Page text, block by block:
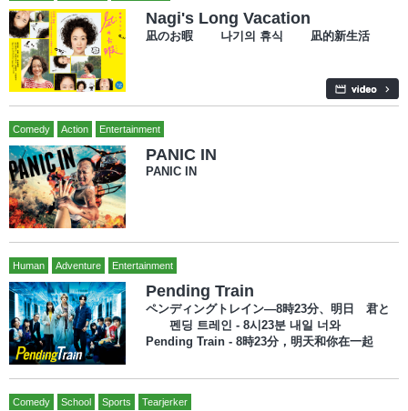
Nagi's Long Vacation
凪のお暇 나기의 휴식 凪的新生活
Comedy Action Entertainment
PANIC IN
PANIC IN
Human Adventure Entertainment
Pending Train
ペンディングトレイン―8時23分、明日 君と
펜딩 트레인 - 8시23분 내일 너와
Pending Train - 8時23分，明天和你在一起
Comedy School Sports Tearjerker